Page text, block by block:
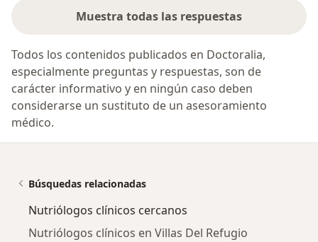
Muestra todas las respuestas
Todos los contenidos publicados en Doctoralia,
especialmente preguntas y respuestas, son de
carácter informativo y en ningún caso deben
considerarse un sustituto de un asesoramiento
médico.
Búsquedas relacionadas
Nutriólogos clínicos cercanos
Nutriólogos clínicos en Villas Del Refugio